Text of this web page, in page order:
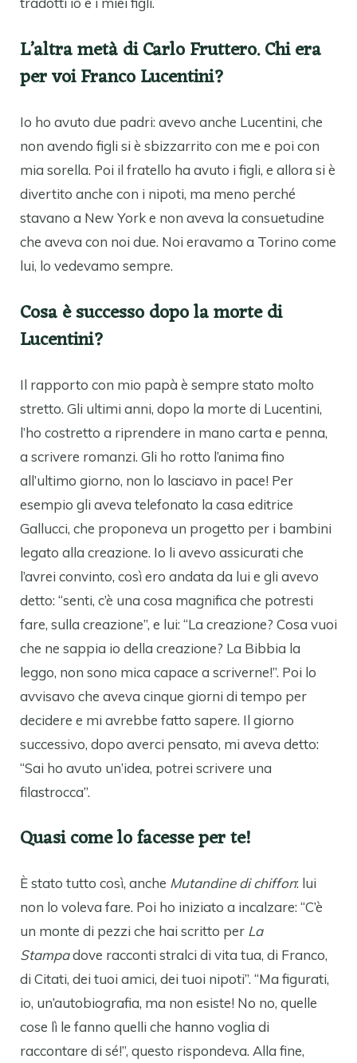
L’altra metà di Carlo Fruttero. Chi era
per voi Franco Lucentini?
Io ho avuto due padri: avevo anche Lucentini, che
non avendo figli si è sbizzarrito con me e poi con
mia sorella. Poi il fratello ha avuto i figli, e allora si è
divertito anche con i nipoti, ma meno perché
stavano a New York e non aveva la consuetudine
che aveva con noi due. Noi eravamo a Torino come
lui, lo vedevamo sempre.
Cosa è successo dopo la morte di
Lucentini?
Il rapporto con mio papà è sempre stato molto
stretto. Gli ultimi anni, dopo la morte di Lucentini,
l’ho costretto a riprendere in mano carta e penna,
a scrivere romanzi. Gli ho rotto l’anima fino
all’ultimo giorno, non lo lasciavo in pace! Per
esempio gli aveva telefonato la casa editrice
Gallucci, che proponeva un progetto per i bambini
legato alla creazione. Io li avevo assicurati che
l’avrei convinto, così ero andata da lui e gli avevo
detto: “senti, c’è una cosa magnifica che potresti
fare, sulla creazione”, e lui: “La creazione? Cosa vuoi
che ne sappia io della creazione? La Bibbia la
leggo, non sono mica capace a scriverne!”. Poi lo
avvisavo che aveva cinque giorni di tempo per
decidere e mi avrebbe fatto sapere. Il giorno
successivo, dopo averci pensato, mi aveva detto:
“Sai ho avuto un’idea, potrei scrivere una
filastrocca”.
Quasi come lo facesse per te!
È stato tutto così, anche Mutandine di chiffon: lui
non lo voleva fare. Poi ho iniziato a incalzare: “C’è
un monte di pezzi che hai scritto per La
Stampadove racconti stralci di vita tua, di Franco,
di Citati, dei tuoi amici, dei tuoi nipoti”. “Ma figurati,
io, un’autobiografia, ma non esiste! No no, quelle
cose lì le fanno quelli che hanno voglia di
raccontare di sé!”, questo rispondeva. Alla fine,